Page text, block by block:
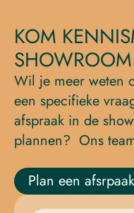
KOM
SHOWROOM
Wil je meer weten
een specifieke
afspraak in de
plannen?  Ons
Plan een afsrpaak